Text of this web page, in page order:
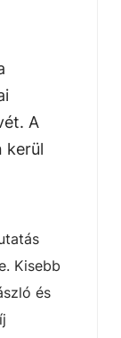
A
kerül
Kisebb
és